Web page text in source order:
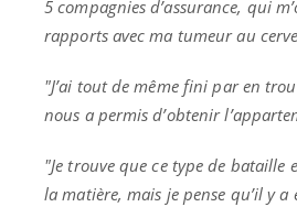
5 compagnies d’assurance, qui
rapports avec ma tumeur au
"J’ai tout de même fini par en
nous a permis d’obtenir
"Je trouve que ce type de bataille
la matière, mais je pense qu’il y
jumeau numérique » pour
l’accès à la médecine
Youtube
lié à un groupe
innove en matière de bilan de